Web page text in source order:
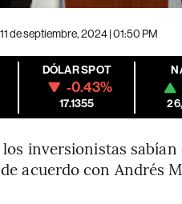
11 de septiembre, 2024 | 01:50 PM
DÓLAR SPOT
-0.43%
17.1355
inversionistas
acuerdo con Andrés